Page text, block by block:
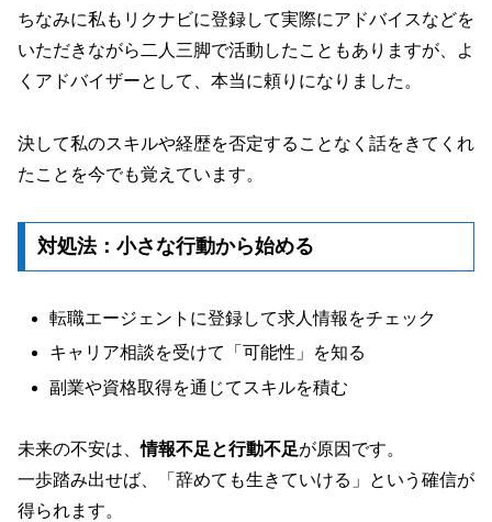
ちなみに私もリクナビに登録して実際にアドバイスなどを
いただきながら二人三脚で活動したこともありますが、よ
くアドバイザーとして、本当に頼りになりました。
決して私のスキルや経歴を否定することなく話をきてくれ
たことを今でも覚えています。
対処法：小さな行動から始める
転職エージェントに登録して求人情報をチェック
キャリア相談を受けて「可能性」を知る
副業や資格取得を通じてスキルを積む
未来の不安は、情報不足と行動不足が原因です。
一歩踏み出せば、「辞めても生きていける」という確信が
得られます。